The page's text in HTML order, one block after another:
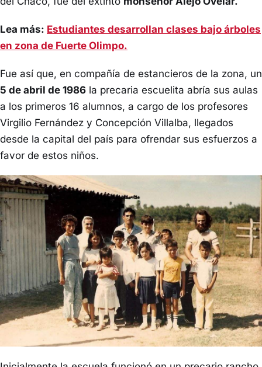
Lea más: Estudiantes desarrollan clases bajo árboles
en zona de Fuerte Olimpo.
Fue así que, en compañía de estancieros de la zona, un
5 de abril de 1986 la precaria escuelita abría sus aulas
a los primeros 16 alumnos, a cargo de los profesores
Virgilio Fernández y Concepción Villalba, llegados
desde la capital del país para ofrendar sus esfuerzos a
favor de estos niños.